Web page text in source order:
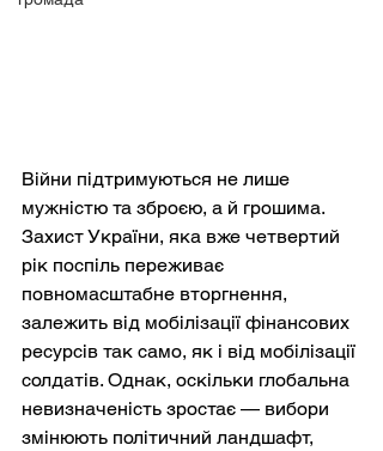
Війни підтримуються не лише
мужністю та зброєю, а й грошима.
Захист України, яка вже четвертий
рік поспіль переживає
повномасштабне вторгнення,
залежить від мобілізації фінансових
ресурсів так само, як і від мобілізації
солдатів. Однак, оскільки глобальна
невизначеність зростає — вибори
змінюють політичний ландшафт,